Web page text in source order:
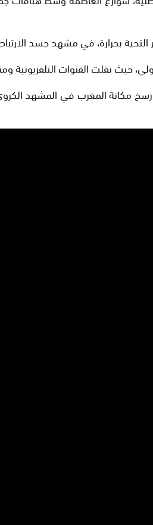
بحرارة، في مشهد جسد
نقلت القنوات التلفزيونية
رسخ مكانة المغرب في المشهد